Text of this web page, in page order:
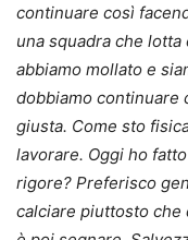
continuare così
una squadra che
abbiamo mollato e
dobbiamo continuare
giusta. Come sto
lavorare. Oggi ho
rigore? Preferisco
calciare piuttosto che